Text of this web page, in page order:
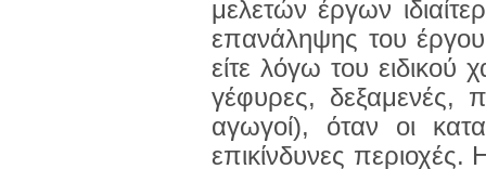
μελετών έργων
επανάληψης του
είτε λόγω του
γέφυρες, δεξαμενές,
αγωγοί), όταν οι
επικίνδυνες